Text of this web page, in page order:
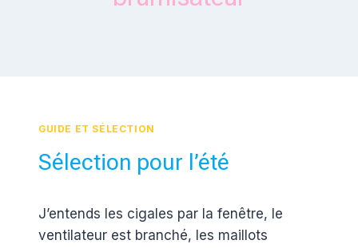
GUIDE ET SÉLECTION
Sélection pour l’été
Estelle
J’entends les cigales par la fenêtre, le
ventilateur est branché, les maillots